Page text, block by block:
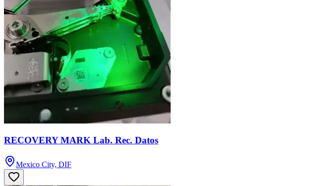
RECOVERY MARK Lab. Rec. Datos
Mexico City, DIF